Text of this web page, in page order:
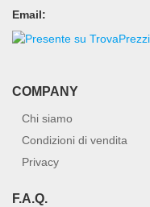
Email:
COMPANY
Chi siamo
Condizioni di vendita
Privacy
F.A.Q.